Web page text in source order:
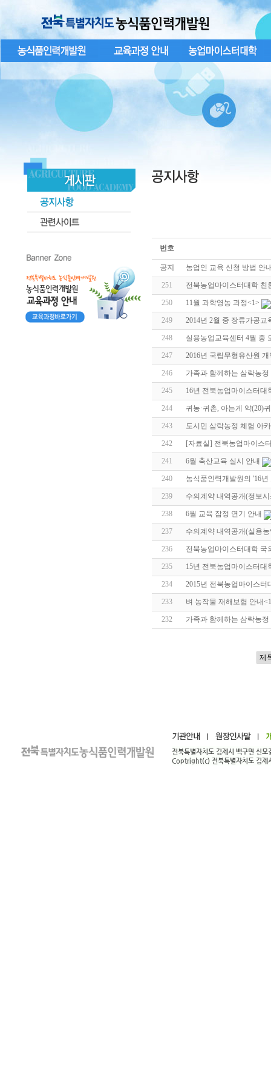
번호
공지 농업인 교육 신청 방법 안
251 전북농업마이스터대학 친
250 11월 과학영농 과정<1>
249 2014년 2월 중 장류가공
248 실용농업교육센터 4월 중
247 2016년 국립무형유산원
246 가족과 함께하는 삼락농
245 16년 전북농업마이스터
244 귀농·귀촌, 아는게 약(20)
243 도시민 삼락농정 체험 아
242 [자료실] 전북농업마이스
241 6월 축산교육 실시 안내
240 농식품인력개발원의 '16
239 수의계약 내역공개(정보
238 6월 교육 잠정 연기 안내
237 수의계약 내역공개(실용
236 전북농업마이스터대학 국
235 15년 전북농업마이스터
234 2015년 전북농업마이스
233 벼 농작물 재해보험 안내
232 가족과 함께하는 삼락농